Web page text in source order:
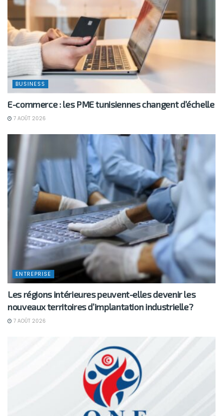
BUSINESS
E-commerce : les PME tunisiennes changent d’échelle
7 AOÛT 2026
ENTREPRISE
Les régions intérieures peuvent-elles devenir les
nouveaux territoires d’implantation industrielle?
7 AOÛT 2026